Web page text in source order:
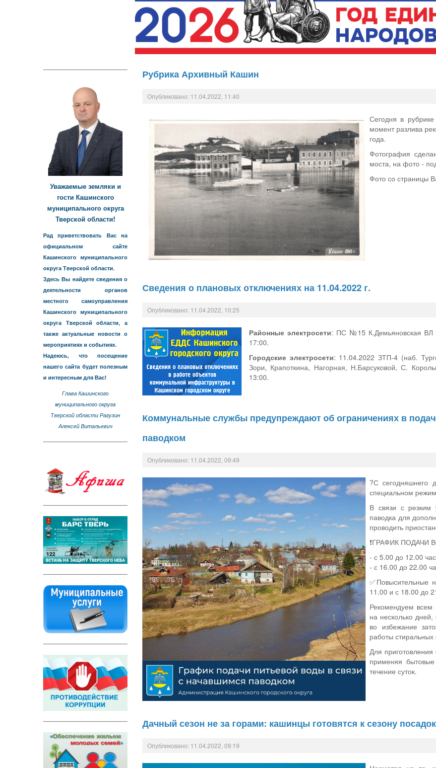
Уважаемые земляки и
гости Кашинского
муниципального округа
Тверской области!
Рад приветствовать Вас на
официальном сайте
Кашинского муниципального
округа Тверской области.
Здесь Вы найдете сведения о
деятельности органов
местного самоуправления
Кашинского муниципального
округа Тверской области, а
также актуальные новости о
мероприятиях и событиях.
Надеюсь, что посещение
нашего сайта будет полезным
и интересным для Вас!
Глава Кашинского
муниципального округа
Тверской области Рагузин
Алексей Витальевич
Рубрика Архивный Кашин
Опубликовано: 11.04.2022, 11:40
Сегодня в
момент разлива
года.
Фотография
моста, на фото -
Фото со страницы
Сведения о плановых отключениях на 11.04.2022 г.
Опубликовано: 11.04.2022, 10:25
Районные электросети: ПС №15 К.Демьяновская
17:00.
Городские электросети: 11.04.2022 ЗТП-4 (наб.
Зори, Крапоткина, Нагорная, Н.Барсуковой, С.
13:00.
Коммунальные службы предупреждают об ограничениях в
паводком
Опубликовано: 11.04.2022, 09:49
?С сегодняшнего
специальном
В связи с резким
паводка для
проводить
❗ГРАФИК ПОДАЧИ
- с 5.00 до 12.00
- с 16.00 до 22.00
✅Повысительные
11.00 и с 18.00 до
Рекомендуем всем
на несколько
во избежание
работы
Для
применяя
течение суток.
Дачный сезон не за горами: кашинцы готовятся к сезону посадок
Опубликовано: 11.04.2022, 09:19